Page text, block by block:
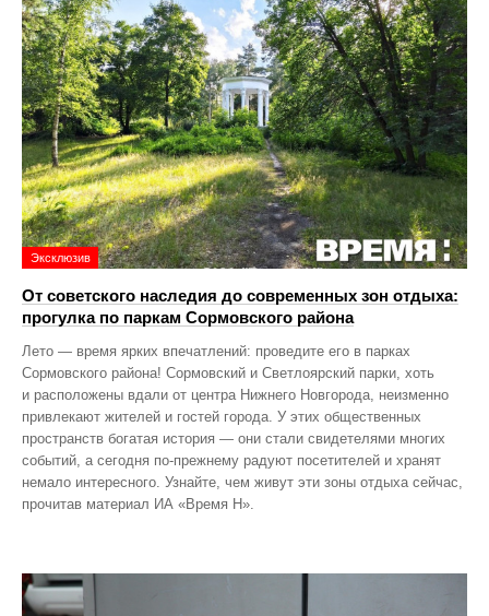
Эксклюзив
От советского наследия до современных зон отдыха:
прогулка по паркам Сормовского района
Лето — время ярких впечатлений: проведите его в парках
Сормовского района! Сормовский и Светлоярский парки, хоть
и расположены вдали от центра Нижнего Новгорода, неизменно
привлекают жителей и гостей города. У этих общественных
пространств богатая история — они стали свидетелями многих
событий, а сегодня по‑прежнему радуют посетителей и хранят
немало интересного. Узнайте, чем живут эти зоны отдыха сейчас,
прочитав материал ИА «Время Н».